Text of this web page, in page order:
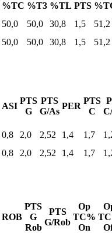
%TC %T3 %TL PTS
50,0 50,0 30,8 1,5
51,2
50,0 50,0 30,8 1,5 51,2
ASI
PTS
G
PTS
G/As
PER
PTS
C
0,8 2,0 2,52 1,4 1,7
0,8 2,0 2,52 1,4 1,7
ROB
PTS
G
Rob
PTS
G/Rob
Op
TC%
On